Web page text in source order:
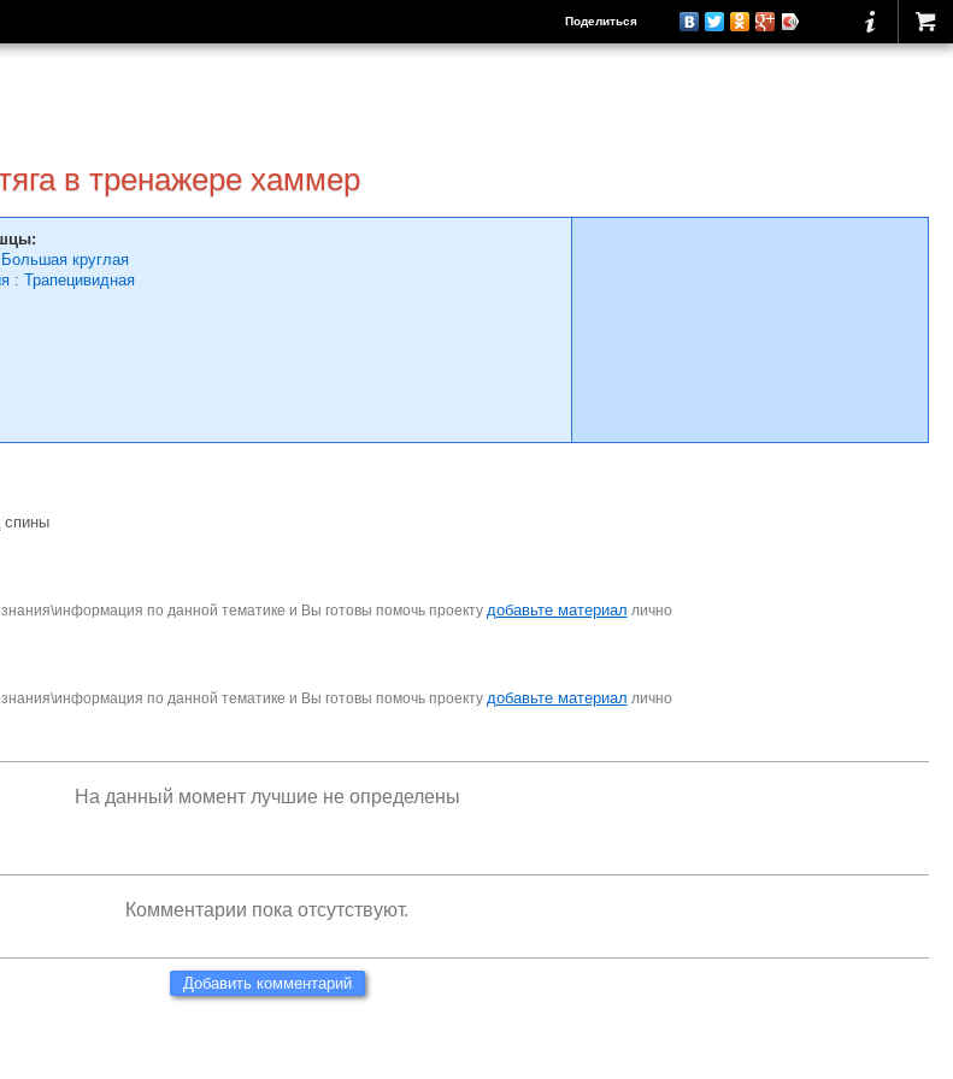
Поделиться
в тренажере хаммер
Большая круглая
: Трапецивидная
спины
по данной тематике и Вы готовы помочь проекту добавьте материал лично
по данной тематике и Вы готовы помочь проекту добавьте материал лично
На данный момент лучшие не определены
Комментарии пока отсутствуют.
Добавить комментарий